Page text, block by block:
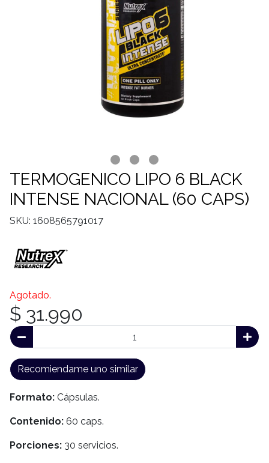
TERMOGENICO LIPO 6 BLACK
INTENSE NACIONAL (60 CAPS)
SKU: 1608565791017
Agotado.
$ 31.990
Recomiendame uno similar
Formato: Cápsulas.
Contenido: 60 caps.
Porciones: 30 servicios.